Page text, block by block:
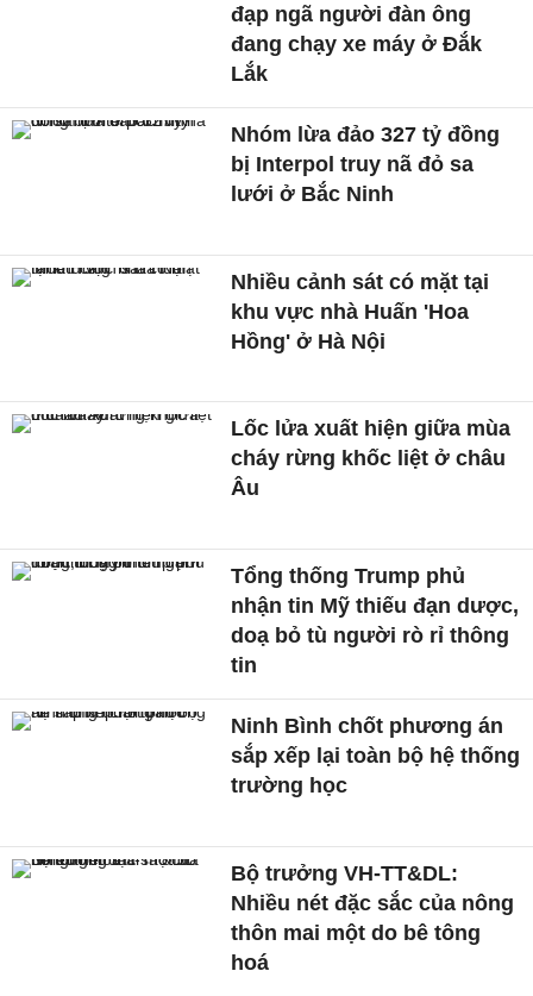
đạp ngã người đàn ông
đang chạy xe máy ở Đắk
Lắk
Nhóm lừa đảo 327 tỷ đồng
bị Interpol truy nã đỏ sa
lưới ở Bắc Ninh
Nhiều cảnh sát có mặt tại
khu vực nhà Huấn 'Hoa
Hồng' ở Hà Nội
Lốc lửa xuất hiện giữa mùa
cháy rừng khốc liệt ở châu
Âu
Tổng thống Trump phủ
nhận tin Mỹ thiếu đạn dược,
doạ bỏ tù người rò rỉ thông
tin
Ninh Bình chốt phương án
sắp xếp lại toàn bộ hệ thống
trường học
Bộ trưởng VH-TT&DL:
Nhiều nét đặc sắc của nông
thôn mai một do bê tông
hoá